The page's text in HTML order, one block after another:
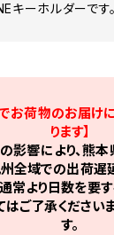
キーホルダーです。
お荷物のお届け
ります】
影響により、熊
全域での出荷遅
常より日数を要す
はご了承ください
す。